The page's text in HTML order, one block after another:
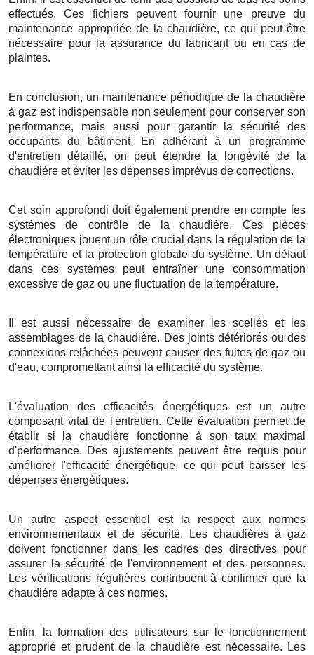
effectués. Ces fichiers peuvent fournir une preuve du
maintenance appropriée de la chaudière, ce qui peut être
nécessaire pour la assurance du fabricant ou en cas de
plaintes.
En conclusion, un maintenance périodique de la chaudière
à gaz est indispensable non seulement pour conserver son
performance, mais aussi pour garantir la sécurité des
occupants du bâtiment. En adhérant à un programme
d'entretien détaillé, on peut étendre la longévité de la
chaudière et éviter les dépenses imprévus de corrections.
Cet soin approfondi doit également prendre en compte les
systèmes de contrôle de la chaudière. Ces pièces
électroniques jouent un rôle crucial dans la régulation de la
température et la protection globale du système. Un défaut
dans ces systèmes peut entraîner une consommation
excessive de gaz ou une fluctuation de la température.
Il est aussi nécessaire de examiner les scellés et les
assemblages de la chaudière. Des joints détériorés ou des
connexions relâchées peuvent causer des fuites de gaz ou
d'eau, compromettant ainsi la efficacité du système.
L'évaluation des efficacités énergétiques est un autre
composant vital de l'entretien. Cette évaluation permet de
établir si la chaudière fonctionne à son taux maximal
d'performance. Des ajustements peuvent être requis pour
améliorer l'efficacité énergétique, ce qui peut baisser les
dépenses énergétiques.
Un autre aspect essentiel est la respect aux normes
environnementaux et de sécurité. Les chaudières à gaz
doivent fonctionner dans les cadres des directives pour
assurer la sécurité de l'environnement et des personnes.
Les vérifications régulières contribuent à confirmer que la
chaudière adapte à ces normes.
Enfin, la formation des utilisateurs sur le fonctionnement
approprié et prudent de la chaudière est nécessaire. Les